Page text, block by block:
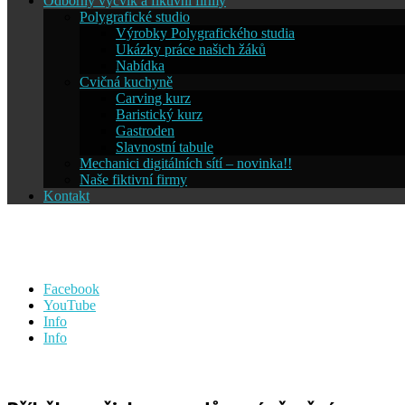
Polygrafické studio
Výrobky Polygrafického studia
Ukázky práce našich žáků
Nabídka
Cvičná kuchyně
Carving kurz
Baristický kurz
Gastroden
Slavnostní tabule
Mechanici digitálních sítí – novinka!!
Naše fiktivní firmy
Kontakt
Facebook
YouTube
Info
Info